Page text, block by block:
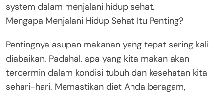
system dalam menjalani hidup sehat.
Mengapa Menjalani Hidup Sehat Itu Penting?
Pentingnya asupan makanan yang tepat sering kali
diabaikan. Padahal, apa yang kita makan akan
tercermin dalam kondisi tubuh dan kesehatan kita
sehari-hari. Memastikan diet Anda beragam,